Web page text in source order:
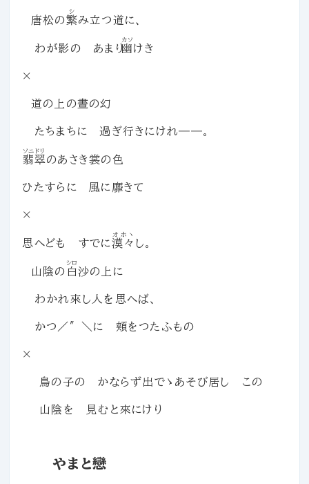
唐松の繁
シ
み立つ道に、
わが影の あまり幽
カソ
けき
×
道の上の晝の幻
たちまちに 過ぎ行きにけれ――。
翡翠
ソニドリ
のあさき裳の色
ひたすらに 風に靡きて
×
思へども すでに漠々
オホヽ
し。
山陰の 白
シロ
沙の上に
わかれ來し人を思へば、
かつ／″＼に 頬をつたふもの
×
鳥の子の かならず出でゝあそび居し この
山陰を 見むと來にけり
やまと戀